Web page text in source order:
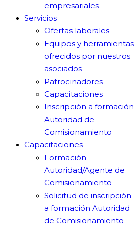
empresariales
Servicios
Ofertas laborales
Equipos y herramientas
ofrecidos por nuestros
asociados
Patrocinadores
Capacitaciones
Inscripción a formación
Autoridad de
Comisionamiento
Capacitaciones
Formación
Autoridad/Agente de
Comisionamiento
Solicitud de inscripción
a formación Autoridad
de Comisionamiento